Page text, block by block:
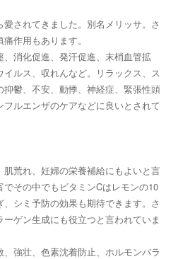
されてきました。別名メリッサ。さ
作用もあります。
消化促進、発汗促進、末梢血管拡
ルス、収れんなど。リラックス、ス
抑鬱、不安、動悸、神経症、緊張性頭
ルエンザのケアなどに良いとされて
荒れ、妊婦の栄養補給にもよいと言
その中でもビタミンCはレモンの10
シミ予防の効果も期待できます。さ
ゲン生成にも役立つと言われていま
強壮、色素沈着防止、ホルモンバラ